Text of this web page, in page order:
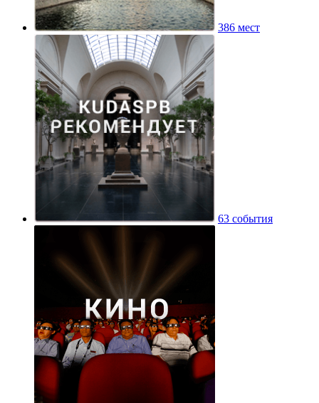
386 мест
63 события